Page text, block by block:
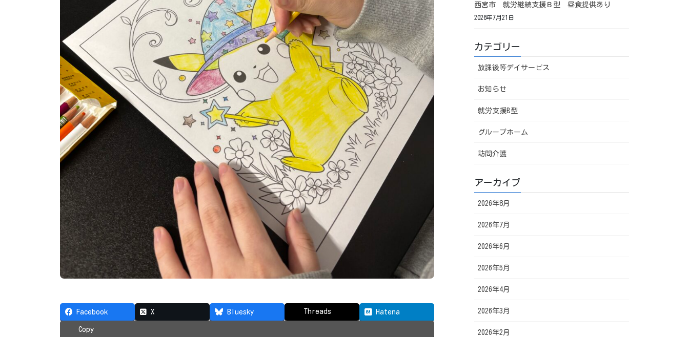
Facebook X Bluesky Threads Hatena
Copy
西宮市 就労継続支援Ｂ型 昼食提供あり
2026年7月21日
カテゴリー
放課後等デイサービス
お知らせ
就労支援B型
グループホーム
訪問介護
アーカイブ
2026年8月
2026年7月
2026年6月
2026年5月
2026年4月
2026年3月
2026年2月